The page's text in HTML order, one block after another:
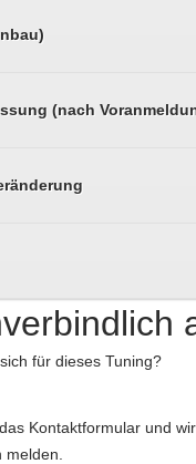
(nach
für dieses Tuning?
Kontaktformular und